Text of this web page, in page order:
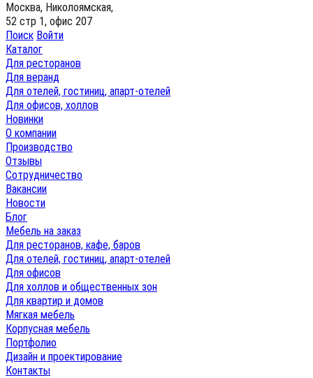
Москва, Николоямская,
52 стр 1, офис 207
Поиск Войти
Каталог
Для ресторанов
Для веранд
Для отелей, гостиниц, апарт-отелей
Для офисов, холлов
Новинки
О компании
Производство
Отзывы
Сотрудничество
Вакансии
Новости
Блог
Мебель на заказ
Для ресторанов, кафе, баров
Для отелей, гостиниц, апарт-отелей
Для офисов
Для холлов и общественных зон
Для квартир и домов
Мягкая мебель
Корпусная мебель
Портфолио
Дизайн и проектирование
Контакты